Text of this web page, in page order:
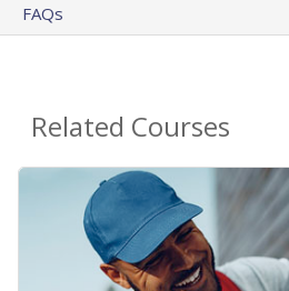
FAQs
Related Courses